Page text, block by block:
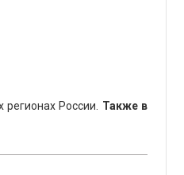
России. Также в